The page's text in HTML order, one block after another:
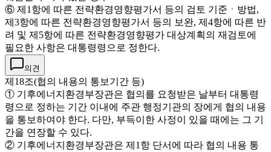
⑥ 제1항에 따른 전략환경영향평가서 등의 검토 기준ㆍ방법,
제3항에 따른 전략환경영향평가서 등의 보완, 제4항에 따른 반
려 및 제5항에 따른 전략환경영향평가 대상계획의 재검토에
필요한 사항은 대통령령으로 정한다.
의견
제18조(협의 내용의 통보기간 등)
① 기후에너지환경부장관은 협의를 요청받은 날부터 대통령
령으로 정하는 기간 이내에 주관 행정기관의 장에게 협의 내용
을 통보하여야 한다. 다만, 부득이한 사정이 있을 때에는 그 기
간을 연장할 수 있다.
② 기후에너지환경부장관은 제1항 단서에 따라 협의 내용 통